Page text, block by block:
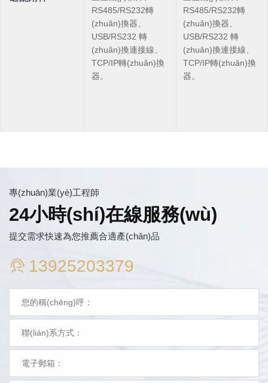
RS485/RS232轉
(zhuǎn)換器、
USB/RS232 轉
(zhuǎn)換連接線、
TCP/IP轉(zhuǎn)換
器。
RS485/RS232轉
(zhuǎn)換器、
USB/RS232 轉
(zhuǎn)換連接線、
TCP/IP轉(zhuǎn)換
器。
專(zhuān)業(yè)工程師
24小時(shí)在線服務(wù)
提交需求快速為您推薦合適產(chǎn)品
 13925203379